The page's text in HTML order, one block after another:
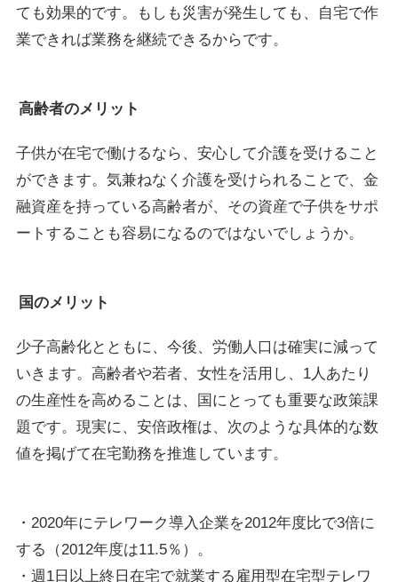
ても効果的です。もしも災害が発生しても、自宅で作
業できれば業務を継続できるからです。
高齢者のメリット
子供が在宅で働けるなら、安心して介護を受けること
ができます。気兼ねなく介護を受けられることで、金
融資産を持っている高齢者が、その資産で子供をサポ
ートすることも容易になるのではないでしょうか。
国のメリット
少子高齢化とともに、今後、労働人口は確実に減って
いきます。高齢者や若者、女性を活用し、1人あたり
の生産性を高めることは、国にとっても重要な政策課
題です。現実に、安倍政権は、次のような具体的な数
値を掲げて在宅勤務を推進しています。
・2020年にテレワーク導入企業を2012年度比で3倍に
する（2012年度は11.5％）。
・週1日以上終日在宅で就業する雇用型在宅型テレワ